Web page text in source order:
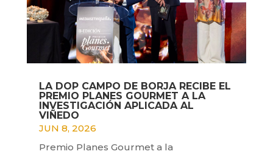
LA DOP CAMPO DE BORJA RECIBE EL
PREMIO PLANES GOURMET A LA
INVESTIGACIÓN APLICADA AL
VIÑEDO
JUN 8, 2026
Premio Planes Gourmet a la